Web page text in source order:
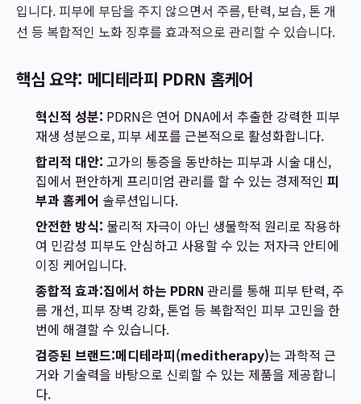
입니다. 피부에 부담을 주지 않으면서 주름, 탄력, 보습, 톤 개
선 등 복합적인 노화 징후를 효과적으로 관리할 수 있습니다.
핵심 요약: 메디테라피 PDRN 홈케어
혁신적 성분: PDRN은 연어 DNA에서 추출한 강력한 피부
재생 성분으로, 피부 세포를 근본적으로 활성화합니다.
합리적 대안: 고가의 통증을 동반하는 피부과 시술 대신,
집에서 편안하게 프리미엄 관리를 할 수 있는 경제적인 피
부과 홈케어 솔루션입니다.
안전한 방식: 물리적 자극이 아닌 생물학적 원리로 작용하
여 민감성 피부도 안심하고 사용할 수 있는 저자극 안티에
이징 케어입니다.
종합적 효과:집에서 하는 PDRN 관리를 통해 피부 탄력, 주
름 개선, 피부 장벽 강화, 톤업 등 복합적인 피부 고민을 한
번에 해결할 수 있습니다.
검증된 브랜드:메디테라피(meditherapy)는 과학적 근
거와 기술력을 바탕으로 신뢰할 수 있는 제품을 제공합니
다.